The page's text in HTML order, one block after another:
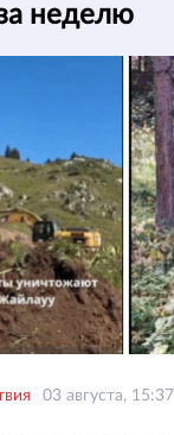
неделю
03 августа, 15:37